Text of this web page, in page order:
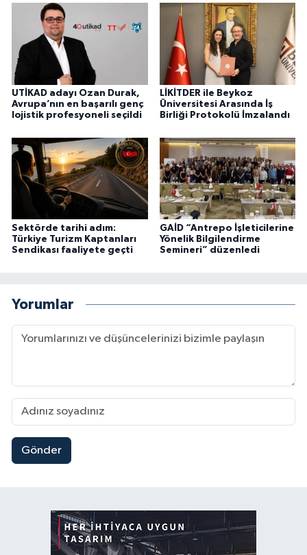
UTİKAD adayı Ozan Durak,
Avrupa’nın en başarılı genç
lojistik profesyoneli seçildi
LİKİTDER ile Beykoz
Üniversitesi Arasında İş
Birliği Protokolü İmzalandı
Sektörde tarihi adım:
Türkiye Turizm Kaptanları
Sendikası faaliyete geçti
GAİD “Antrepo İşleticilerine
Yönelik Bilgilendirme
Semineri” düzenledi
Yorumlar
Gönder